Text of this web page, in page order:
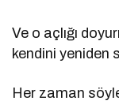
Ve o açlığı
kendini yeniden
Her zaman